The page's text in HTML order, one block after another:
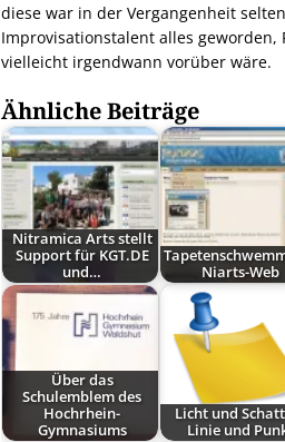
diese war in der Vergangenheit
Improvisationstalent alles
vielleicht irgendwann vorüber wäre.
Ähnliche Beiträge
Nitramica Arts stellt
Support für KGT.DE
und…
Niarts-Web
Über das
Schulemblem des
Hochrhein-
Gymnasiums
Licht und
Linie und